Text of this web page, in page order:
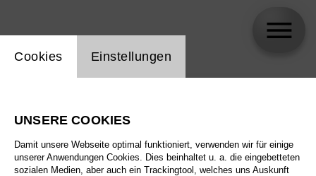
Alle Sparten
Alle Spielstätten
Einstellung Website Cookie
Cookies Einstellungen
UNSERE COOKIES
Damit unsere Webseite optimal funktioniert, verwenden wir für einige
unserer Anwendungen Cookies. Dies beinhaltet u. a. die eingebetteten
sozialen Medien, aber auch ein Trackingtool, welches uns Auskunft